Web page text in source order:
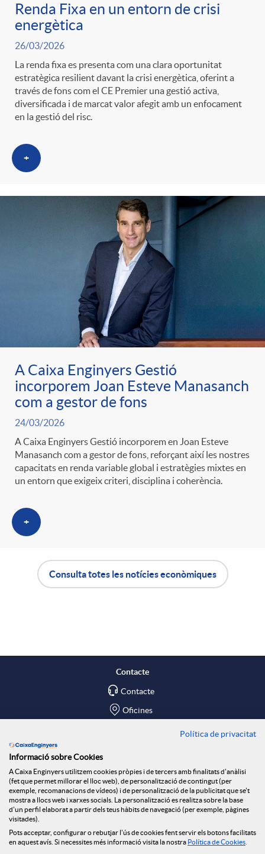
Renda Fixa en un entorn de crisi
energètica
26/03/2026
La renda fixa es presenta com una clara oportunitat
estratègica resilient davant la crisi energètica, oferint a
través de fons com el CE Premier una gestió activa,
diversificada i de marcat valor afegit amb un enfocament
en la gestió del risc.
+
A Caixa Enginyers Gestió
incorporem Joan Esteve Manasanch
com a gestor de fons
24/03/2026
A Caixa Enginyers Gestió incorporem en Joan Esteve
Manasanch com a gestor de fons, reforçant així les nostres
capacitats en renda variable global i estratègies mixtes en
un entorn que exigeix criteri, disciplina i coherència.
+
c
a
c
n
n
o
Consulta totes les notícies econòmiques
Contacte
Contacte
Oficines
Social Room
Seguretat Online
Política de privacitat
Informació sobre Cookies
A Caixa Enginyers utilitzem cookies pròpies i de tercers amb finalitats d'anàlisi
(fet que permet millorar el lloc web), de personalització de contingut (per
exemple, recomanacions de vídeos) i de personalització de la publicitat que se't
mostra a llocs web i xarxes socials. La personalització es realitza sobre la base
d'un perfil elaborat a partir dels teus hàbits de navegació (per exemple, pàgines
visitades).
Pots acceptar, configurar o rebutjar l'ús de cookies fent servir els botons facilitats
en aquest avís. Si necessites més informació visita la nostra Política de Cookies